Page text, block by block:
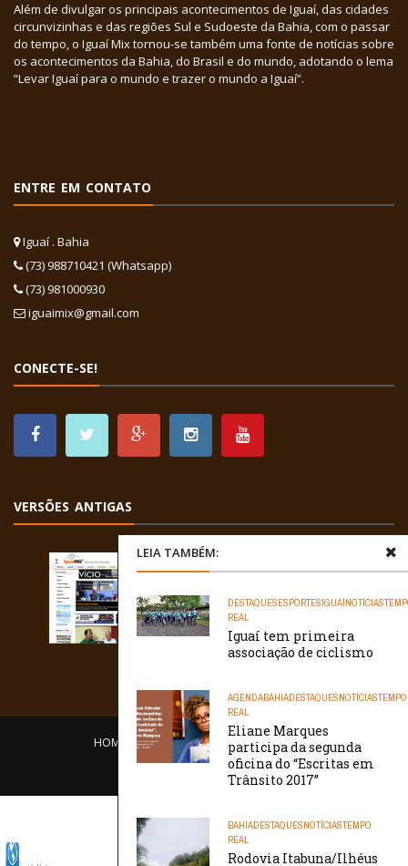
LEIA TAMBÉM:
DESTAQUESESPORTESIGUAÍNOTÍCIAS
REAL
Iguaí tem primeira
associação de ciclismo
AGENDABAHIADESTAQUESNOTÍCIASTEMPO
REAL
Eliane Marques
participa da segunda
oficina do “Escritas em
Trânsito 2017”
BAHIADESTAQUESNOTÍCIASTEMPO
REAL
Rodovia Itabuna/Ilhéus
Além de divulgar os principais acontecimentos de Iguaí, das cidades
circunvizinhas e das regiões Sul e Sudoeste da Bahia, com o passar
do tempo, o Iguaí Mix tornou-se também uma fonte de notícias sobre
os acontecimentos da Bahia, do Brasil e do mundo, adotando o lema
“Levar Iguaí para o mundo e trazer o mundo a Iguaí”.
ENTRE EM CONTATO
Iguaí . Bahia
(73) 988710421 (Whatsapp)
(73) 981000930
iguaimix@gmail.com
CONECTE-SE!
VERSÕES ANTIGAS
HOME EQUIPE O PORTAL CONTATO
/// WebtivaHOSTING